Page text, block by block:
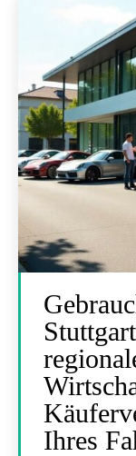
Ihres